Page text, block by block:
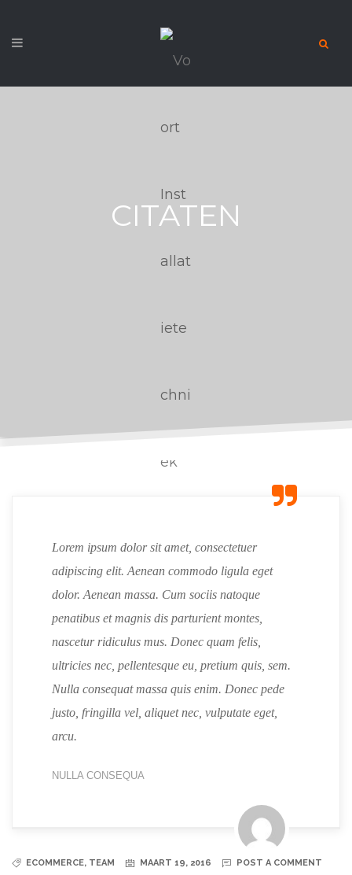
CITATEN
Lorem ipsum dolor sit amet, consectetuer
adipiscing elit. Aenean commodo ligula eget
dolor. Aenean massa. Cum sociis natoque
penatibus et magnis dis parturient montes,
nascetur ridiculus mus. Donec quam felis,
ultricies nec, pellentesque eu, pretium quis, sem.
Nulla consequat massa quis enim. Donec pede
justo, fringilla vel, aliquet nec, vulputate eget,
arcu.
NULLA CONSEQUA
ECOMMERCE, TEAM MAART 19, 2016 POST A COMMENT